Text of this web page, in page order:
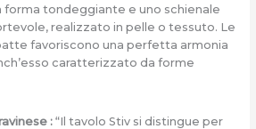
forma tondeggiante e uno schienale
realizzato in pelle o tessuto. Le
favoriscono una perfetta armonia
caratterizzato da forme
:“Il tavolo Stiv si distingue per